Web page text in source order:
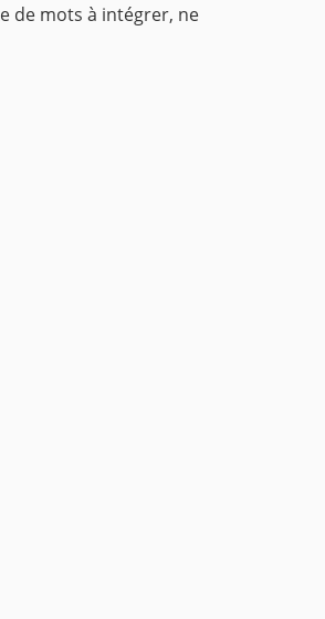
de mots à intégrer, ne